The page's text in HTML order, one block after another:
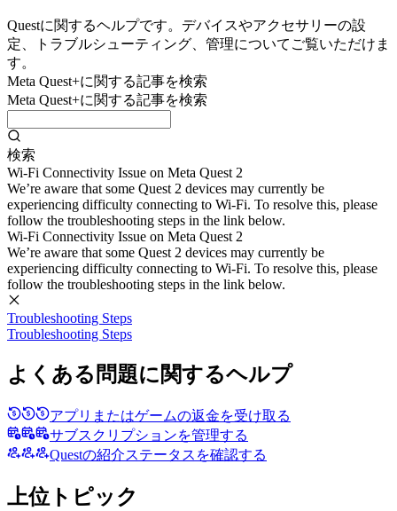
Questに関するヘルプです。デバイスやアクセサリーの設
定、トラブルシューティング、管理についてご覧いただけま
す。
Meta Quest+に関する記事を検索
Meta Quest+に関する記事を検索
検索
Wi-Fi Connectivity Issue on Meta Quest 2
We’re aware that some Quest 2 devices may currently be
experiencing difficulty connecting to Wi-Fi. To resolve this, please
follow the troubleshooting steps in the link below.
Wi-Fi Connectivity Issue on Meta Quest 2
We’re aware that some Quest 2 devices may currently be
experiencing difficulty connecting to Wi-Fi. To resolve this, please
follow the troubleshooting steps in the link below.
Troubleshooting Steps
Troubleshooting Steps
よくある問題に関するヘルプ
アプリまたはゲームの返金を受け取る
サブスクリプションを管理する
Questの紹介ステータスを確認する
上位トピック